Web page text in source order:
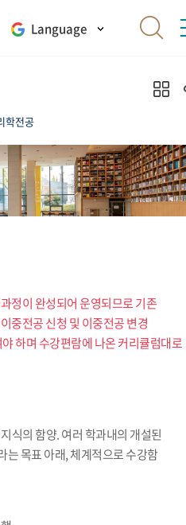
Language
학전공
정이 완성되어 운영되므로 기존
중전공 신청 및 이중전공 변경
하며 수강편람에 나온 커리큘럼대로
식의 함양. 여러 학과내의 개설된
는 목표 아래, 체계적으로 수강함